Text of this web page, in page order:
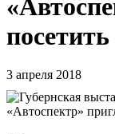
3 апреля 2018